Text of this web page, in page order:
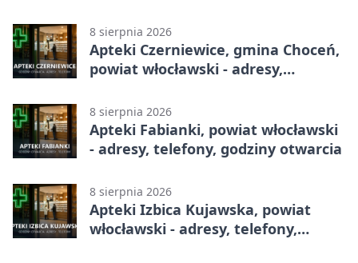
8 sierpnia 2026
Apteki Czerniewice, gmina Choceń,
powiat włocławski - adresy,
8 sierpnia 2026
Apteki Fabianki, powiat włocławski
- adresy, telefony, godziny otwarcia
8 sierpnia 2026
Apteki Izbica Kujawska, powiat
włocławski - adresy, telefony,